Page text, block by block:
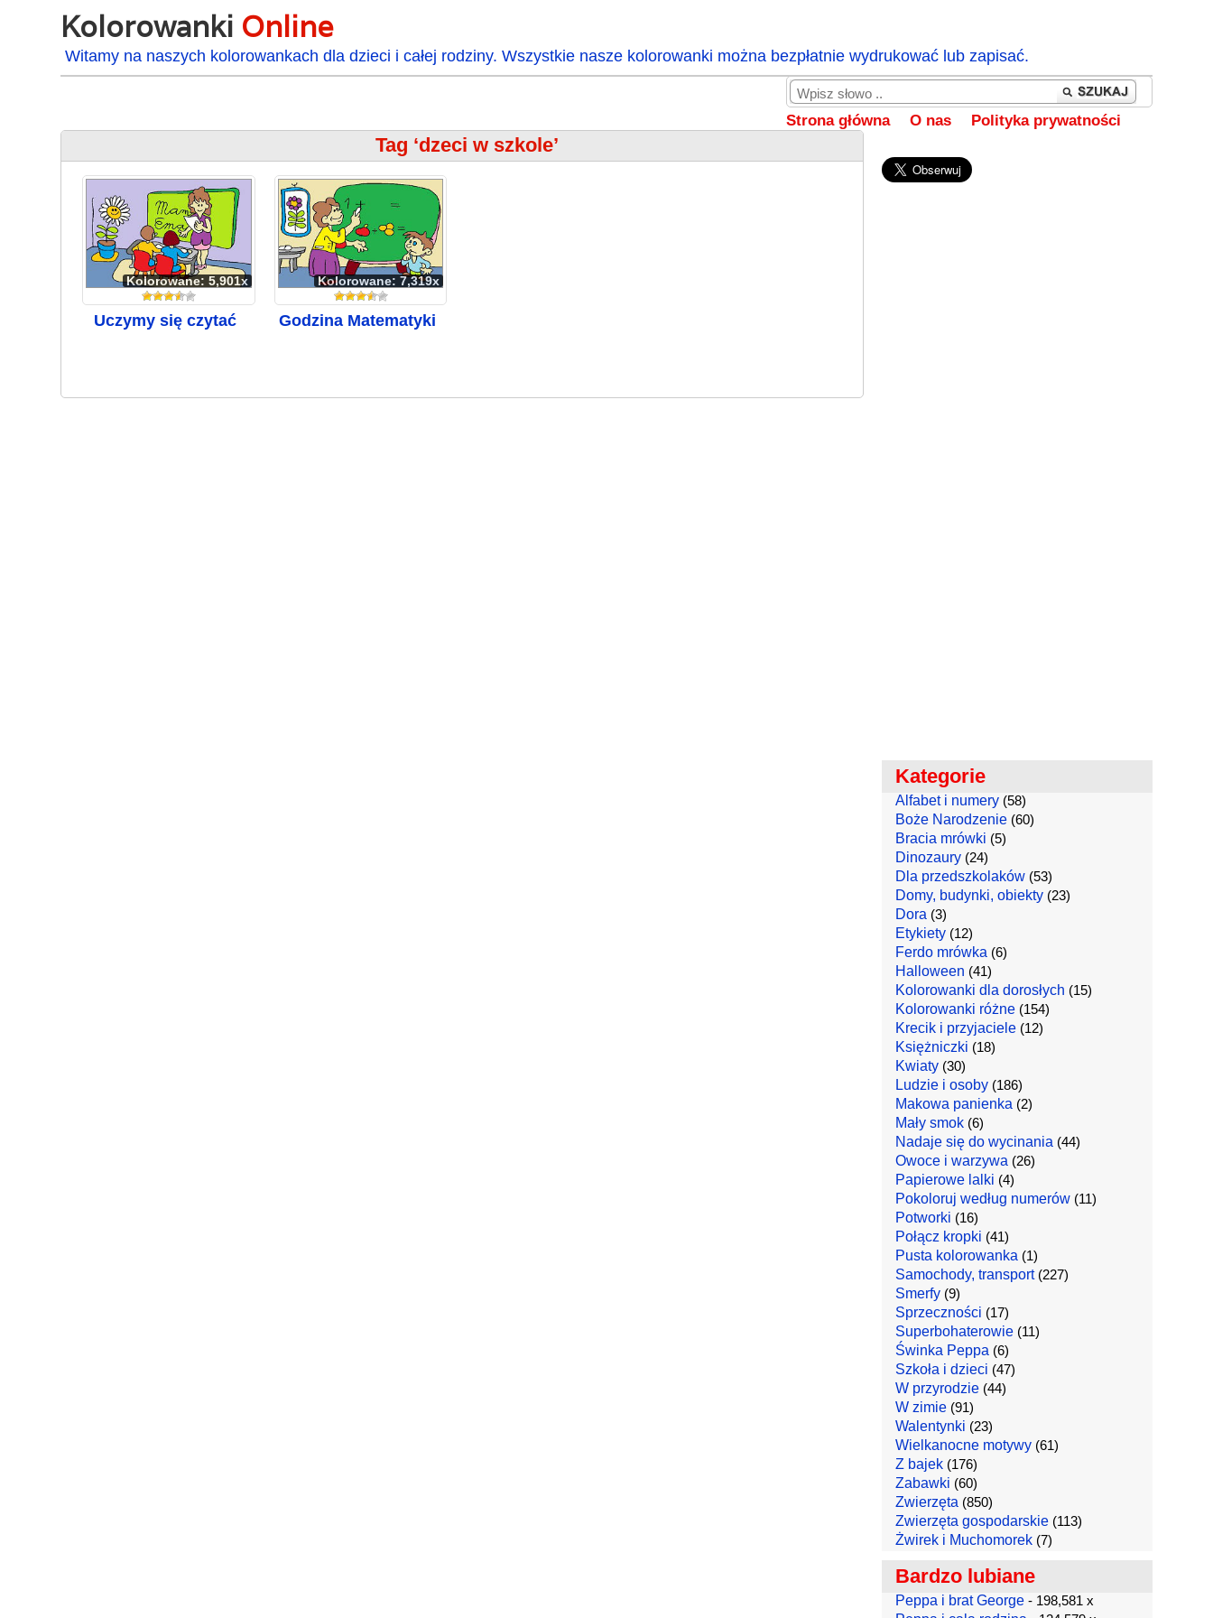
Kolorowanki Online
Witamy na naszych kolorowankach dla dzieci i całej rodziny. Wszystkie nasze kolorowanki można bezpłatnie wydrukować lub zapisać.
Strona główna O nas Polityka prywatności
Tag ‘dzeci w szkole’
Kolorowane: 5,901x
Uczymy się czytać
Kolorowane: 7,319x
Godzina Matematyki
Kategorie
Alfabet i numery(58)
Boże Narodzenie(60)
Bracia mrówki (5)
Dinozaury(24)
Dla przedszkolaków(53)
Domy, budynki, obiekty(23)
Dora (3)
Etykiety(12)
Ferdo mrówka (6)
Halloween (41)
Kolorowanki dla dorosłych (15)
Kolorowanki różne(154)
Krecik i przyjaciele(12)
Księżniczki (18)
Kwiaty(30)
Ludzie i osoby(186)
Makowa panienka (2)
Mały smok(6)
Nadaje się do wycinania (44)
Owoce i warzywa (26)
Papierowe lalki (4)
Pokoloruj według numerów(11)
Potworki (16)
Połącz kropki (41)
Pusta kolorowanka (1)
Samochody, transport(227)
Smerfy(9)
Sprzeczności (17)
Superbohaterowie(11)
Świnka Peppa (6)
Szkoła i dzieci (47)
W przyrodzie(44)
W zimie(91)
Walentynki (23)
Wielkanocne motywy(61)
Z bajek(176)
Zabawki (60)
Zwierzęta (850)
Zwierzęta gospodarskie(113)
Żwirek i Muchomorek(7)
Bardzo lubiane
Peppa i brat George- 198,581 x